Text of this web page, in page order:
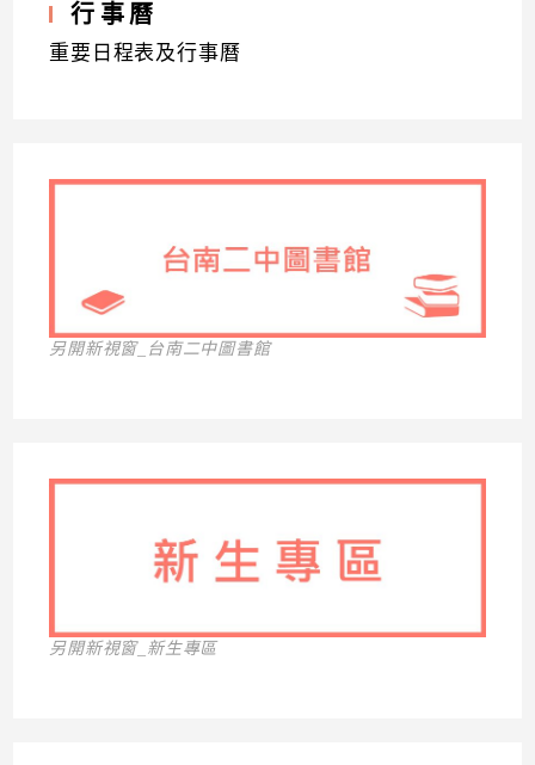
行事曆
重要日程表及行事曆
另開新視窗_台南二中圖書館
另開新視窗_新生專區